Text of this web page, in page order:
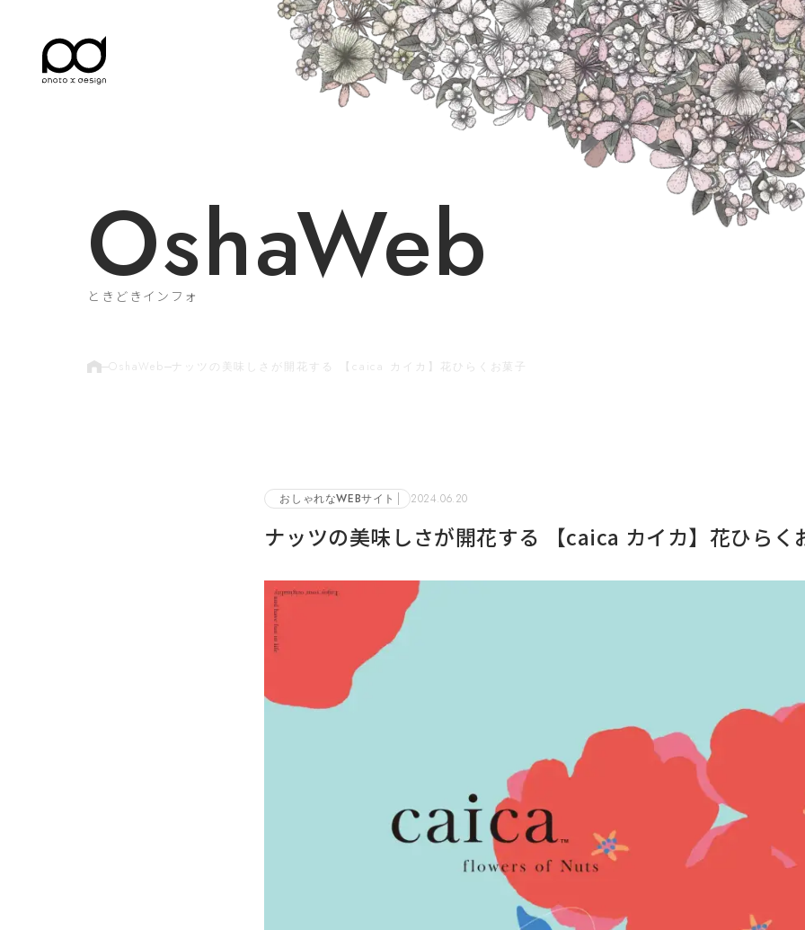
OshaWeb
ときどきインフォ
OshaWeb ナッツの美味しさが開花する 【caica カイカ】花ひらくお菓子
おしゃれなWEBサイト 2024.06.20
ナッツの美味しさが開花する 【caica カイカ】花ひらく